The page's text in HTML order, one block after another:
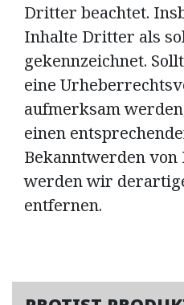
Dritter beachtet.
Inhalte Dritter als
gekennzeichnet.
eine
aufmerksam
einen
Bekanntwerden
werden wir
entfernen.